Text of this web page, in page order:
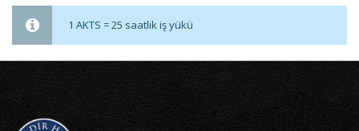
1 AKTS = 25 saatlik iş yükü